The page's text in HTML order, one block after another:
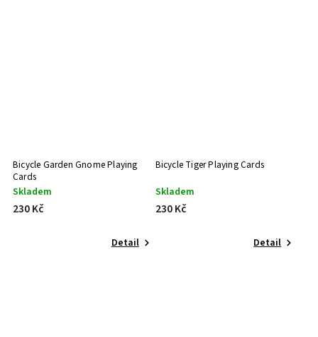
Bicycle Garden Gnome Playing
Cards
Skladem
230 Kč
Detail
Bicycle Tiger Playing Cards
Skladem
230 Kč
Detail